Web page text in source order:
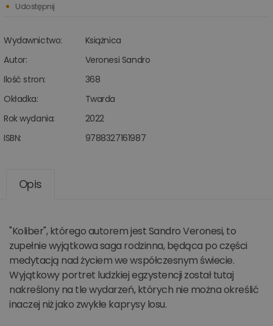
Wydawnictwo:
Książnica
Autor:
Veronesi Sandro
Ilość stron:
368
Okładka:
Twarda
Rok wydania:
2022
ISBN:
9788327161987
Udostępnij
Opis
"Koliber", którego autorem jest Sandro Veronesi, to
zupełnie wyjątkowa saga rodzinna, będąca po części
medytacją nad życiem we współczesnym świecie.
Wyjątkowy portret ludzkiej egzystencji został tutaj
nakreślony na tle wydarzeń, których nie można określić
inaczej niż jako zwykłe kaprysy losu.